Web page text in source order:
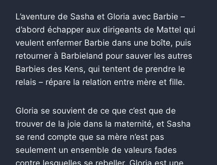
L’aventure de Sasha et Gloria avec Barbie –
d’abord échapper aux dirigeants de Mattel qui
veulent enfermer Barbie dans une boîte, puis
retourner à Barbieland pour sauver les autres
Barbies des Kens, qui tentent de prendre le
relais – répare la relation entre mère et fille.
Gloria se souvient de ce que c’est que de
trouver de la joie dans la maternité, et Sasha
se rend compte que sa mère n’est pas
seulement un ensemble de valeurs fades
contre lesquelles se rebeller. Gloria est une